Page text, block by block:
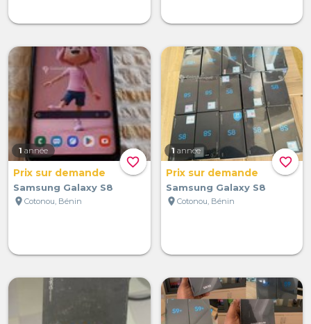
favorite_border
1 année
Prix sur demande
Samsung Galaxy S8
location_on Cotonou, Bénin
favorite_border
1 année
Prix sur demande
Samsung Galaxy S8
location_on Cotonou, Bénin